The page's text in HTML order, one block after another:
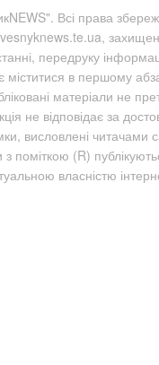
Всі права
передруку
в першому
матеріали не
не відповідає за
висловлені читачами
поміткою (R)
власністю